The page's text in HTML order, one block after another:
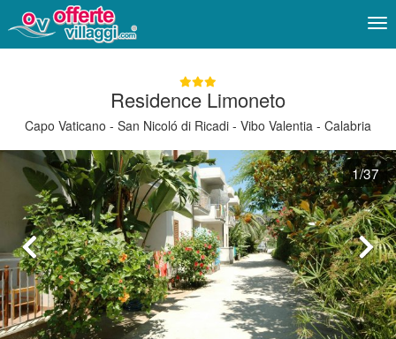
Residence Limoneto
Capo Vaticano - San Nicoló di Ricadi - Vibo Valentia - Calabria
1/37